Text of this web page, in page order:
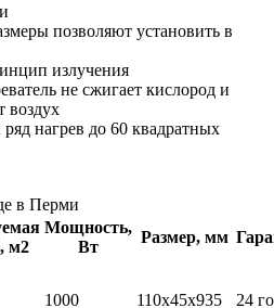
позволяют установить в
излучения
не сжигает кислород и
воздух
нагрев до 60 квадратных
в Перми
м2
Мощность,
Вт
Размер, мм
1000 110x45х935 24